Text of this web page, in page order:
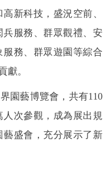
新科技，盛況空前、
服務、群眾觀禮、安
務、群眾遊園等綜合
獻。
園藝博覽會，共有110
次參觀，成為展出規
盛會，充分展示了新